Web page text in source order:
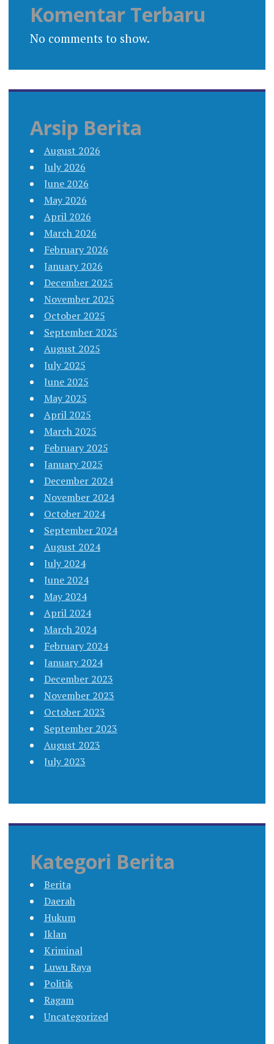
Komentar Terbaru
No comments to show.
Arsip Berita
August 2026
July 2026
June 2026
May 2026
April 2026
March 2026
February 2026
January 2026
December 2025
November 2025
October 2025
September 2025
August 2025
July 2025
June 2025
May 2025
April 2025
March 2025
February 2025
January 2025
December 2024
November 2024
October 2024
September 2024
August 2024
July 2024
June 2024
May 2024
April 2024
March 2024
February 2024
January 2024
December 2023
November 2023
October 2023
September 2023
August 2023
July 2023
Kategori Berita
Berita
Daerah
Hukum
Iklan
Kriminal
Luwu Raya
Politik
Ragam
Uncategorized